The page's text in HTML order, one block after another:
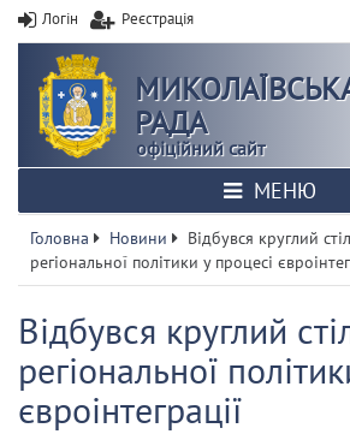
Логін Реєстрація
РАДА
офіційний сайт
МЕНЮ
Головна Новини
Відбувся круглий
регіональної політики у процесі
Відбувся круглий
регіональної
євроінтеграції